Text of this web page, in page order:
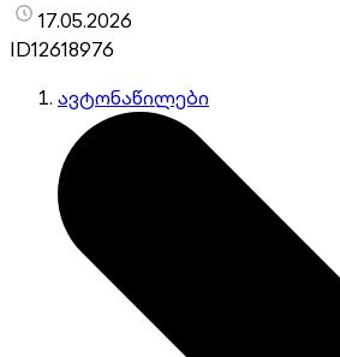
17.05.2026
ID12618976
ავტონაწილები